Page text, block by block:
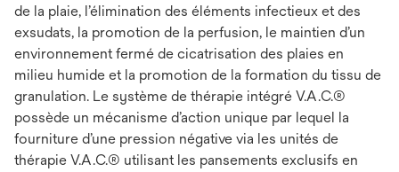
de la plaie, l’élimination des éléments infectieux et des
exsudats, la promotion de la perfusion, le maintien d’un
environnement fermé de cicatrisation des plaies en
milieu humide et la promotion de la formation du tissu de
granulation. Le système de thérapie intégré V.A.C.®
possède un mécanisme d’action unique par lequel la
fourniture d’une pression négative via les unités de
thérapie V.A.C.® utilisant les pansements exclusifs en